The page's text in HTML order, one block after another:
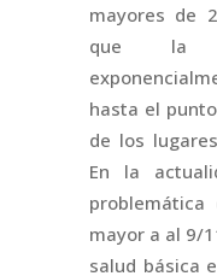
mayores de
que la
hasta el
de los
En la
mayor a al 9/
salud básica